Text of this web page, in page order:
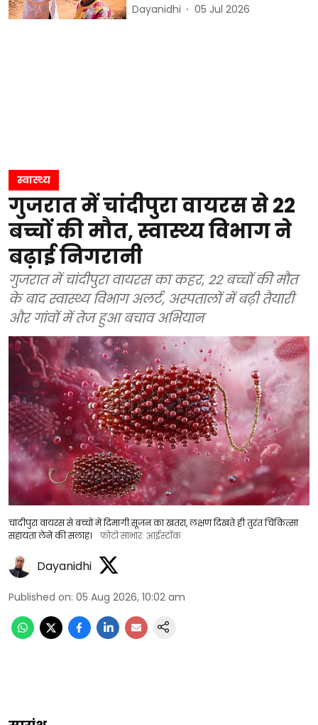
Dayanidhi 05 Jul 2026
स्वास्थ्य
गुजरात में चांदीपुरा वायरस से 22
बच्चों की मौत, स्वास्थ्य विभाग ने
बढ़ाई निगरानी
गुजरात में चांदीपुरा वायरस का कहर, 22 बच्चों की मौत
के बाद स्वास्थ्य विभाग अलर्ट, अस्पतालों में बढ़ी तैयारी
और गांवों में तेज हुआ बचाव अभियान
चांदीपुरा वायरस से बच्चों में दिमागी सूजन का खतरा, लक्षण दिखते ही तुरंत चिकित्सा
सहायता लेने की सलाह।
फोटो साभार: आईस्टॉक
Dayanidhi
Published on: 05 Aug 2026, 10:02 am